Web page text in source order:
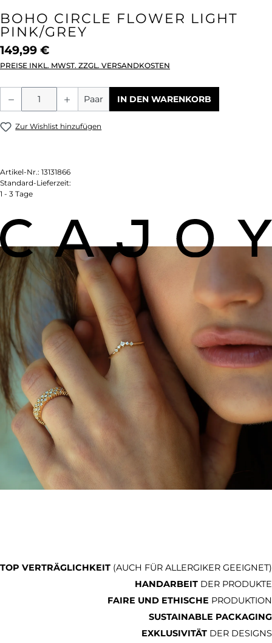
BOHO CIRCLE FLOWER LIGHT
PINK/GREY
149,99 €
PREISE INKL. MWST. ZZGL. VERSANDKOSTEN
Produkt Anzahl: Gib den gewünschten
Paar IN DEN WARENKORB
Zur Wishlist hinzufügen
Artikel-Nr.: 13131866
Standard-Lieferzeit:
1 - 3 Tage
TOP VERTRÄGLICHKEIT (AUCH FÜR ALLERGIKER GEEIGNET)
HANDARBEIT DER PRODUKTE
FAIRE UND ETHISCHE PRODUKTION
SUSTAINABLE PACKAGING
EXKLUSIVITÄT DER DESIGNS